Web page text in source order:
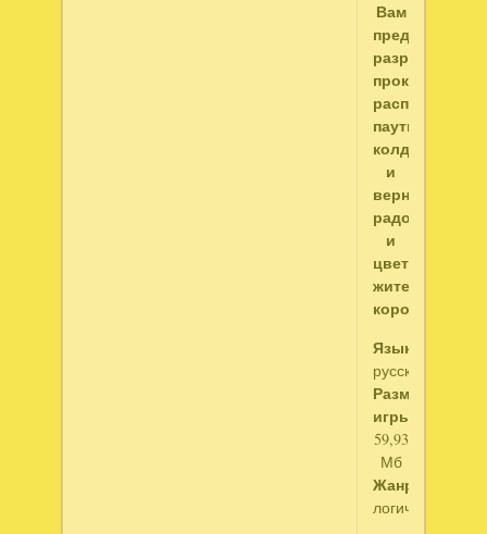
Вам
предстоит
разрушить
проклятие,
распутать
паутину
колдуна,
и
вернуть
радость
и
цвет
жителям
королевства!
Язык:
русский
Размер
игры:
59,93
Мб
Жанр:
логические